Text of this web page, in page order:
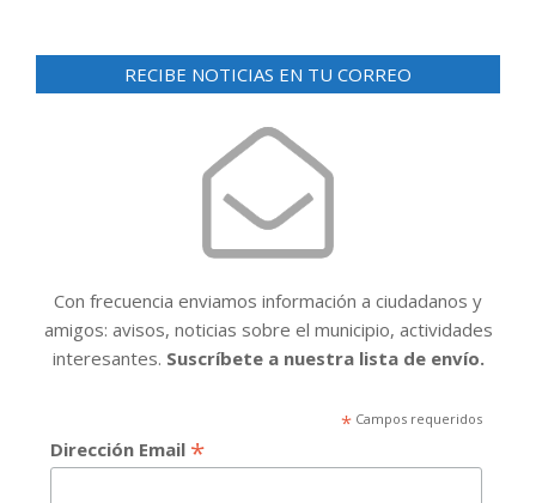
RECIBE NOTICIAS EN TU CORREO
Con frecuencia enviamos información a ciudadanos y
amigos: avisos, noticias sobre el municipio, actividades
interesantes. Suscríbete a nuestra lista de envío.
*Campos requeridos
Dirección Email *